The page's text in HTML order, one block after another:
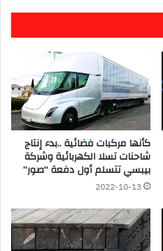
كأنها مركبات فضائية ..بدء إنتاج
شاحنات تسلا الكهربائية وشركة
بيبسي تتسلم أول دفعة “صور”
2022-10-13